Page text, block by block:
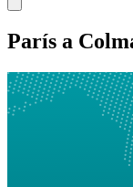
París a